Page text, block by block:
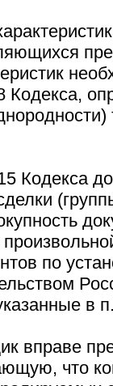
Кодекса,
Кодекса
по
в
вправе
что